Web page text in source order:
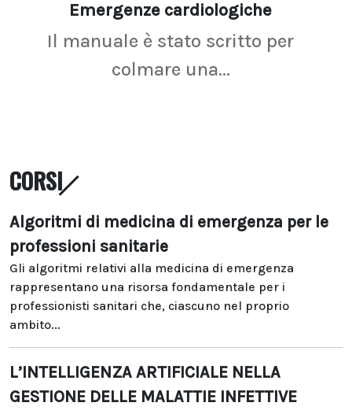
Emergenze cardiologiche
Il manuale è stato scritto per
colmare una...
CORSI
Algoritmi di medicina di emergenza per le
professioni sanitarie
Gli algoritmi relativi alla medicina di emergenza
rappresentano una risorsa fondamentale per i
professionisti sanitari che, ciascuno nel proprio
ambito...
L’INTELLIGENZA ARTIFICIALE NELLA
GESTIONE DELLE MALATTIE INFETTIVE